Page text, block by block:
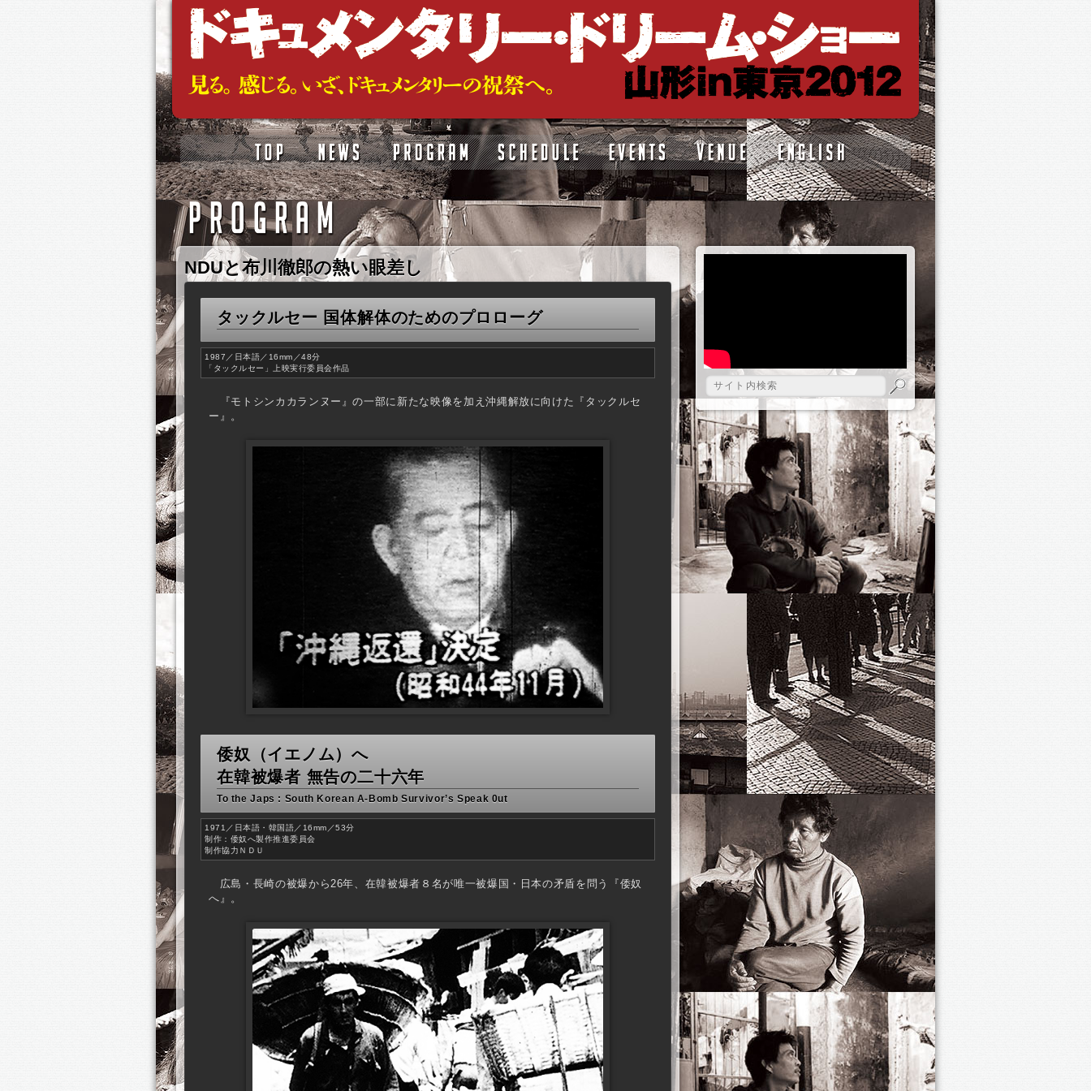
NDUと布川徹郎の熱い眼差し
タックルセー 国体解体のためのプロローグ
1987／日本語／16mm／48分
「タックルセー」上映実行委員会作品
『モトシンカカランヌー』の一部に新たな映像を加え沖縄解放に向けた『タックルセ
ー』。
倭奴（イエノム）へ
在韓被爆者 無告の二十六年
To the Japs : South Korean A-Bomb Survivor’s Speak 0ut
1971／日本語・韓国語／16mm／53分
制作：倭奴へ製作推進委員会
制作協力ＮＤＵ
広島・長崎の被爆から26年、在韓被爆者８名が唯一被爆国・日本の矛盾を問う『倭奴
へ』。